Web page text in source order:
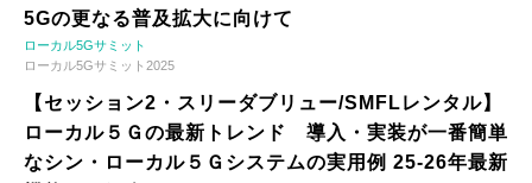
5Gの更なる普及拡大に向けて
ローカル5Gサミット
ローカル5Gサミット2025
【セッション2・スリーダブリュー/SMFLレンタル】
ローカル５Ｇの最新トレンド 導入・実装が一番簡単
なシン・ローカル５Ｇシステムの実用例 25-26年最新